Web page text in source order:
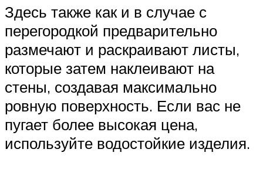
Здесь также как и в случае с
перегородкой предварительно
размечают и раскраивают листы,
которые затем наклеивают на
стены, создавая максимально
ровную поверхность. Если вас не
пугает более высокая цена,
используйте водостойкие изделия.